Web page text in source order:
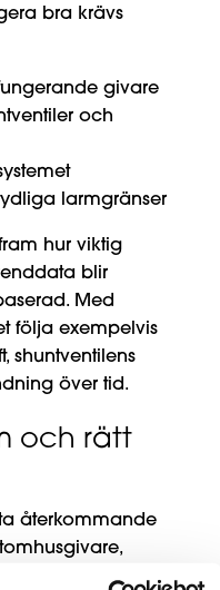
bra krävs
givare
och
larmgränser
hur viktig
blir
Med
följa exempelvis
shuntventilens
över tid.
och rätt
återkommande